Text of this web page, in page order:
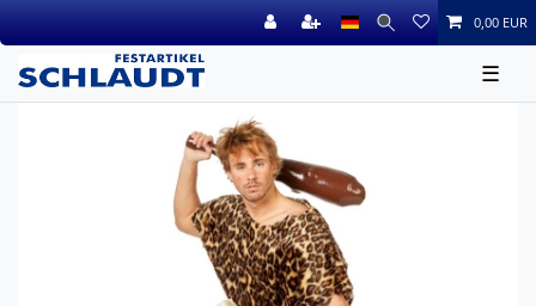
0,00 EUR
☰